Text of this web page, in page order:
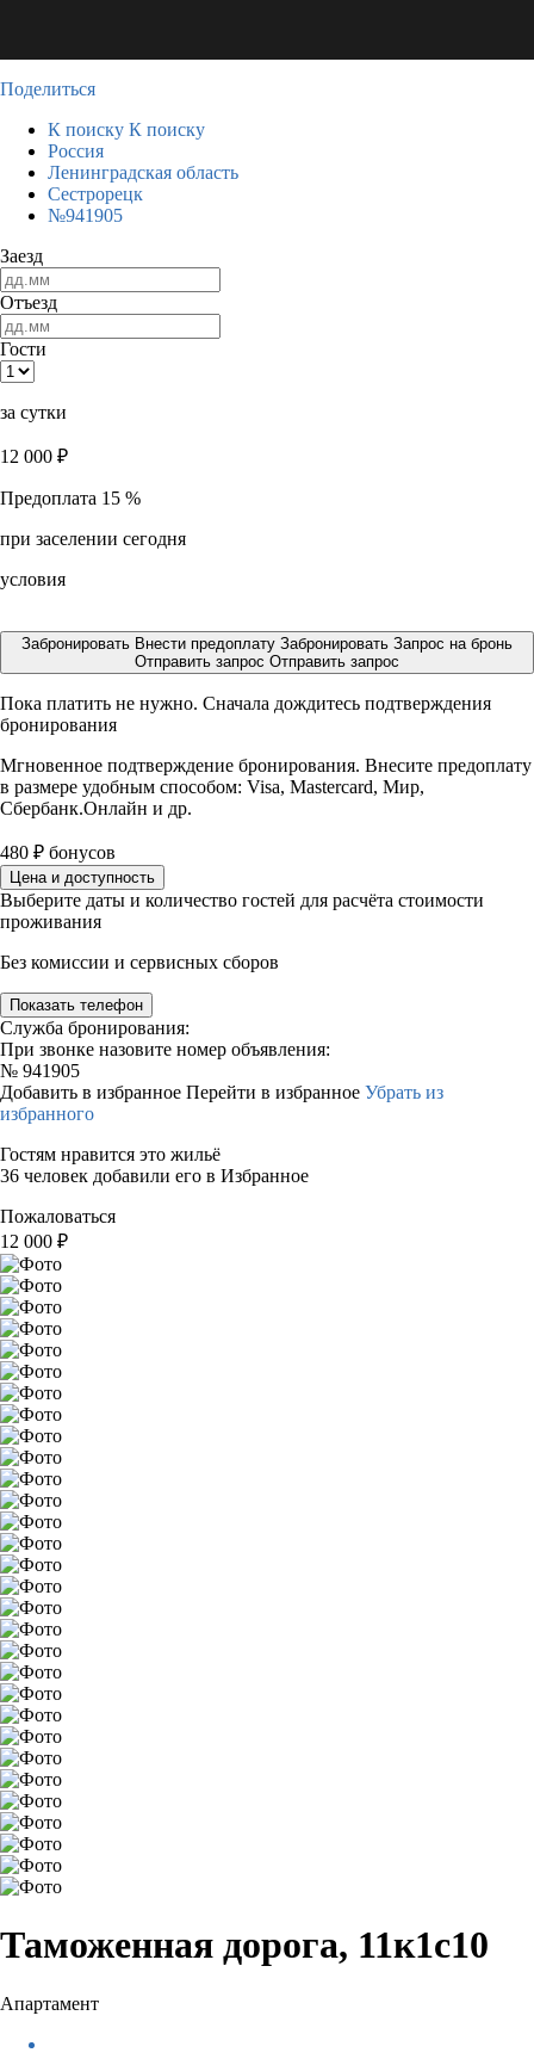
Поделиться
К поиску К поиску
Россия
Ленинградская область
Сестрорецк
№941905
Заезд
Отъезд
Гости
за сутки
12 000 ₽
Предоплата 15 %
при заселении сегодня
условия
Забронировать Внести предоплату Забронировать Запрос на бронь
Отправить запрос Отправить запрос
Пока платить не нужно. Сначала дождитесь подтверждения
бронирования
Мгновенное подтверждение бронирования. Внесите предоплату
в размере удобным способом: Visa, Mastercard, Мир,
Сбербанк.Онлайн и др.
480 ₽ бонусов
Цена и доступность
Выберите даты и количество гостей для расчёта стоимости
проживания
Без комиссии и сервисных сборов
Показать телефон
Служба бронирования:
При звонке назовите номер объявления:
№ 941905
Добавить в избранное Перейти в избранное Убрать из
избранного
Гостям нравится это жильё
36 человек добавили его в Избранное
Пожаловаться
12 000 ₽
Таможенная дорога, 11к1с10
Апартамент